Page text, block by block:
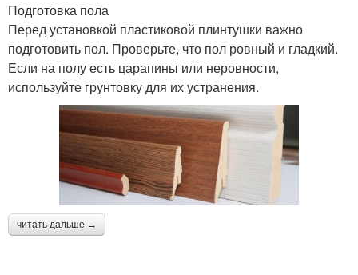
Подготовка пола
Перед установкой пластиковой плинтушки важно
подготовить пол. Проверьте, что пол ровный и гладкий.
Если на полу есть царапины или неровности,
используйте грунтовку для их устранения.
читать дальше →